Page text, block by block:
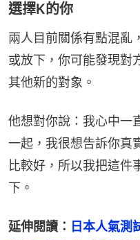
選擇K的你
兩人目前關係有點混亂
或放下，你可能發現對
其他新的對象。
他想對你說：我心中一
一起，我很想告訴你真
比較好，所以我把這件
下。
延伸閱讀： 日本人氣測